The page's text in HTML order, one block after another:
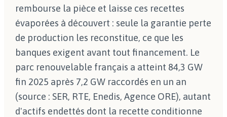
rembourse la pièce et laisse ces recettes
évaporées à découvert : seule la garantie perte
de production les reconstitue, ce que les
banques exigent avant tout financement. Le
parc renouvelable français a atteint 84,3 GW
fin 2025 après 7,2 GW raccordés en un an
(source : SER, RTE, Enedis, Agence ORE), autant
d'actifs endettés dont la recette conditionne